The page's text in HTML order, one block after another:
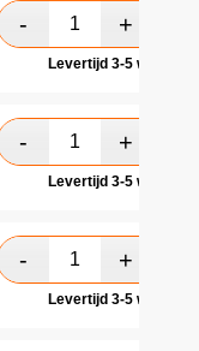
Levertijd 3-5
Levertijd 3-5
Levertijd 3-5